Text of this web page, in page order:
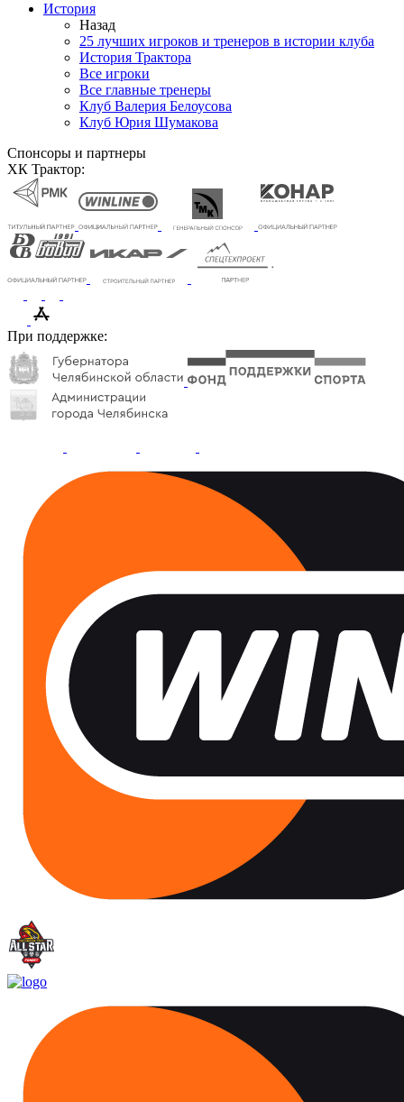
История
Назад
25 лучших игроков и тренеров в истории клуба
История Трактора
Все игроки
Все главные тренеры
Клуб Валерия Белоусова
Клуб Юрия Шумакова
Спонсоры и партнеры
ХК Трактор:
При поддержке: